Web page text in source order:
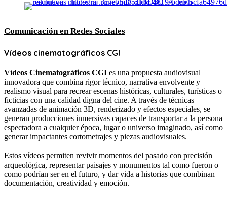
Comunicación en Redes Sociales
Vídeos cinematográficos CGI
Vídeos Cinematográficos CGI es una propuesta audiovisual
innovadora que combina rigor técnico, narrativa envolvente y
realismo visual para recrear escenas históricas, culturales, turísticas o
ficticias con una calidad digna del cine. A través de técnicas
avanzadas de animación 3D, renderizado y efectos especiales, se
generan producciones inmersivas capaces de transportar a la persona
espectadora a cualquier época, lugar o universo imaginado, así como
generar impactantes cortometrajes y piezas audiovisuales.
Estos vídeos permiten revivir momentos del pasado con precisión
arqueológica, representar paisajes y monumentos tal como fueron o
como podrían ser en el futuro, y dar vida a historias que combinan
documentación, creatividad y emoción.